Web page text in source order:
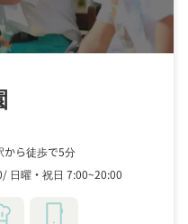
から徒歩で5分
日曜・祝日 7:00~20:00